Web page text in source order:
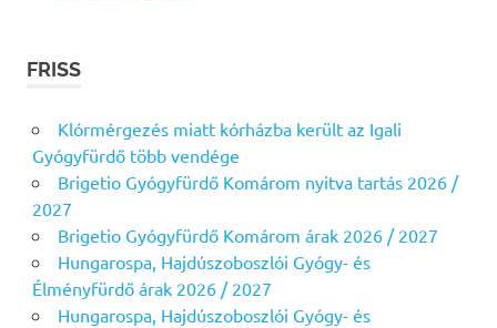
FRISS
Klórmérgezés miatt kórházba került az Igali
Gyógyfürdő több vendége
Brigetio Gyógyfürdő Komárom nyitva tartás 2026 /
2027
Brigetio Gyógyfürdő Komárom árak 2026 / 2027
Hungarospa, Hajdúszoboszlói Gyógy- és
Élményfürdő árak 2026 / 2027
Hungarospa, Hajdúszoboszlói Gyógy- és